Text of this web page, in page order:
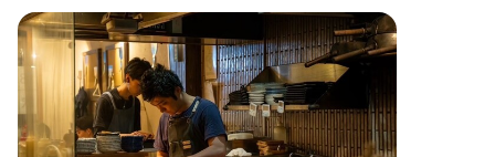
勤務時間
16:00～翌4:30(実働9h・休憩1h・シフト制)
終電考慮あり ダブルワーク・副業OK 時短社員制度あり
長期勤務歓迎
シフト制
固定シフト制(決まった時間・曜日に働ける)
自由シフト制(毎回、時間・曜日を選べる)
終電考慮あり ダブルワーク・副業OK フルタイム歓迎
長期勤務歓迎
週1日からOK
週2日からOK 週4日以上OK
シフト制
固定シフト制(決まった時間・曜日に働ける)
自由シフト制(毎回、時間・曜日を選べる)
休日・休暇